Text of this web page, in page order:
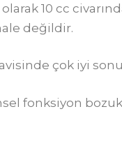
10 cc
değildir.
çok iyi
fonksiyon